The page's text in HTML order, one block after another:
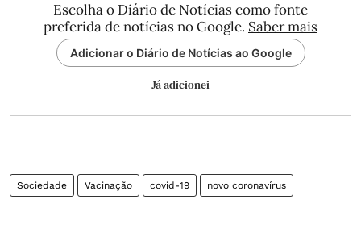
Escolha o Diário de Notícias como fonte
preferida de notícias no Google. Saber mais
Adicionar o Diário de Notícias ao Google
Já adicionei
Sociedade Vacinação covid-19 novo coronavírus